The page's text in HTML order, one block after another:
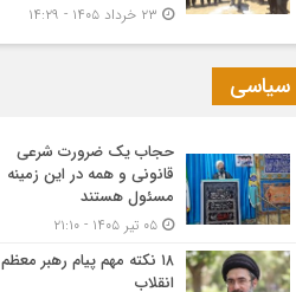
سیاسی
حجاب یک ضرورت شرعی
قانونی و همه در این زمینه
مسئول هستند
۱۸ نکته مهم پیام رهبر معظم
انقلاب